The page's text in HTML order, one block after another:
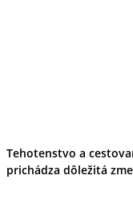
Tehotenstvo a
prichádza dôležitá